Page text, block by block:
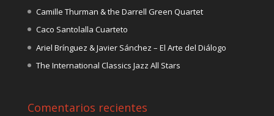
Camille Thurman & the Darrell Green Quartet
Caco Santolalla Cuarteto
Ariel Brínguez & Javier Sánchez – El Arte del Diálogo
The International Classics Jazz All Stars
Comentarios recientes